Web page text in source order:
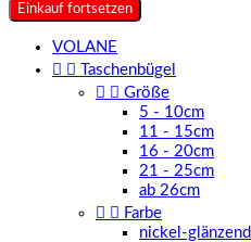
Einkauf fortsetzen
VOLANE
 
Taschenbügel
  Größe
5 - 10cm
11 - 15cm
16 - 20cm
21 - 25cm
ab 26cm
  Farbe
nickel-glänzend